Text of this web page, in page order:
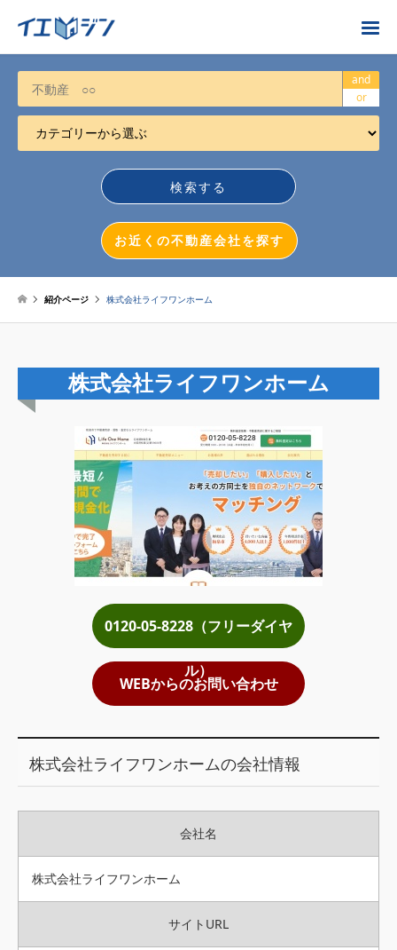
お近くの不動産会社を探す
カテゴリーから選ぶ
不動産売却
不動産投資
マンション売却
土地売却
税金について
イエジンくんの紹介
運営会社
利用規約について
掲載受付窓口はこちら
and
or
お近くの不動産会社を探す
紹介ページ 株式会社ライフワンホーム
株式会社ライフワンホーム
0120-05-8228（フリーダイヤ
ル）
WEBからのお問い合わせ
株式会社ライフワンホームの会社情報
会社名
株式会社ライフワンホーム
サイトURL